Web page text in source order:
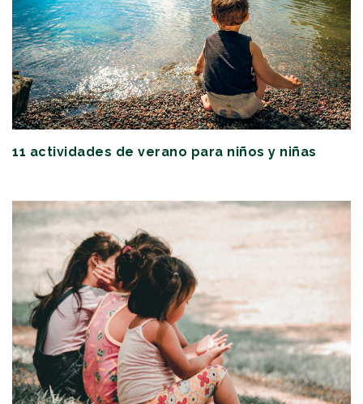
11 actividades de verano para niños y niñas